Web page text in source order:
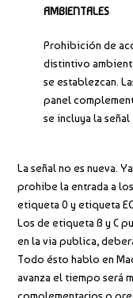
AMBIENTALES
Prohibición de
distintivo
se establezcan.
panel
se incluya la señal
La señal no es nueva.
prohibe la entrada a
etiqueta 0 y etiqueta
Los de etiqueta B y C
en la via publica,
Todo ésto hablo en
avanza el tiempo será